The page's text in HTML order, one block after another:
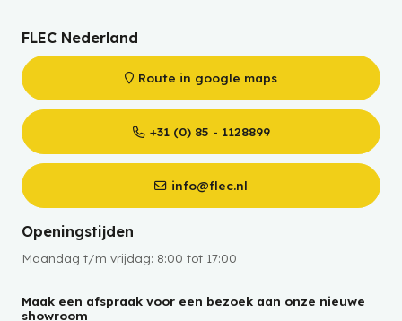
FLEC Nederland
Route in google maps
+31 (0) 85 - 1128899
info@flec.nl
Openingstijden
Maandag t/m vrijdag: 8:00 tot 17:00
Maak een afspraak voor een bezoek aan onze nieuwe
showroom